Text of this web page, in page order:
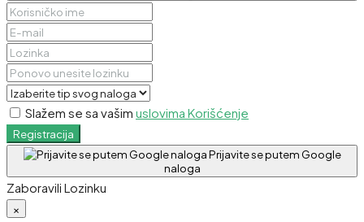
Slažem se sa vašim uslovima Korišćenje
Registracija
Prijavite se putem Google
naloga
Zaboravili Lozinku
×